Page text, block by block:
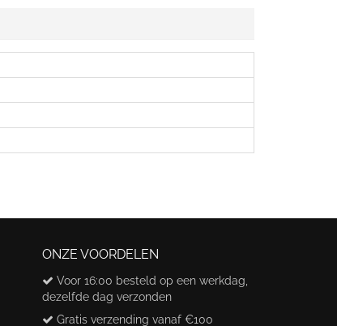
ONZE VOORDELEN
Voor 16:00 besteld op een werkdag,
dezelfde dag verzonden
Gratis verzending vanaf €100